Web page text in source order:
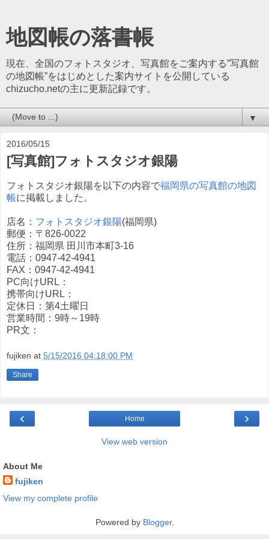
地図帳の落書帳
現在、全国のフォトスタジオ、写真館をご案内する”写真館
の地図帳”をはじめとした案内サイトを公開している
chizucho.netの主に更新記録です。
▼
2016/05/15
[写真館]フォトスタジオ銀陽
フォトスタジオ銀陽を以下の内容で福岡県の写真館の地図
帳に掲載しました。
店名： フォトスタジオ銀陽(福岡県)
郵便：〒826-0022
住所：福岡県 田川市本町3-16
電話：0947-42-4941
FAX：0947-42-4941
PC向けURL：
携帯向けURL：
定休日：第4土曜日
営業時間：9時～19時
PR文：
fujiken at 5/15/2016 04:18:00 PM
Share
‹ ›
Home
View web version
About Me
fujiken
View my complete profile
Powered by Blogger.